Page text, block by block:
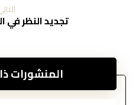
تجديد النظر في
المنشورات